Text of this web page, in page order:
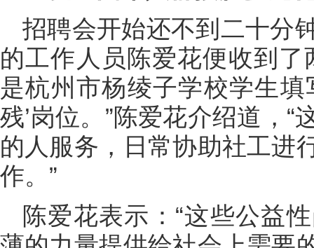
招聘会开始还不到二十分
的工作人员陈爱花便收到
是杭州市杨绫子学校学生
残’岗位。”陈爱花介绍道，
的人服务，日常协助社工进
作。”
陈爱花表示：“这些公益